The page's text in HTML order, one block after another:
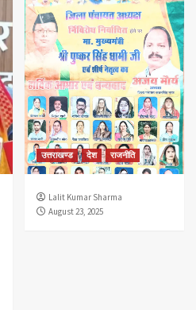
उत्तराखण्ड देश राजनीति
Lalit Kumar Sharma
August 23, 2025